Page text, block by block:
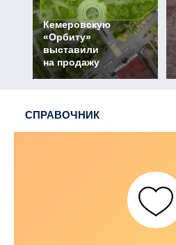
Кемеровскую
«Орбиту»
выставили
на продажу
СПРАВОЧНИК